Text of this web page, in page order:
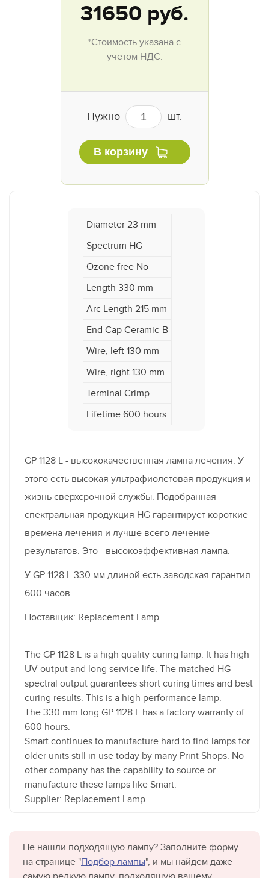
31650 руб.
*Стоимость указана с
учётом НДС.
Нужно шт.
В корзину
Diameter 23 mm
Spectrum HG
Ozone free No
Length 330 mm
Arc Length 215 mm
End Cap Ceramic-B
Wire, left 130 mm
Wire, right 130 mm
Terminal Crimp
Lifetime 600 hours
GP 1128 L - высококачественная лампа лечения. У
этого есть высокая ультрафиолетовая продукция и
жизнь сверхсрочной службы. Подобранная
спектральная продукция HG гарантирует короткие
времена лечения и лучше всего лечение
результатов. Это - высокоэффективная лампа.
У GP 1128 L 330 мм длиной есть заводская гарантия
600 часов.
Поставщик: Replacement Lamp
The GP 1128 L is a high quality curing lamp. It has high
UV output and long service life. The matched HG
spectral output guarantees short curing times and best
curing results. This is a high performance lamp.
The 330 mm long GP 1128 L has a factory warranty of
600 hours.
Smart continues to manufacture hard to find lamps for
older units still in use today by many Print Shops. No
other company has the capability to source or
manufacture these lamps like Smart.
Supplier: Replacement Lamp
Не нашли подходящую лампу? Заполните форму
на странице "Подбор лампы", и мы найдём даже